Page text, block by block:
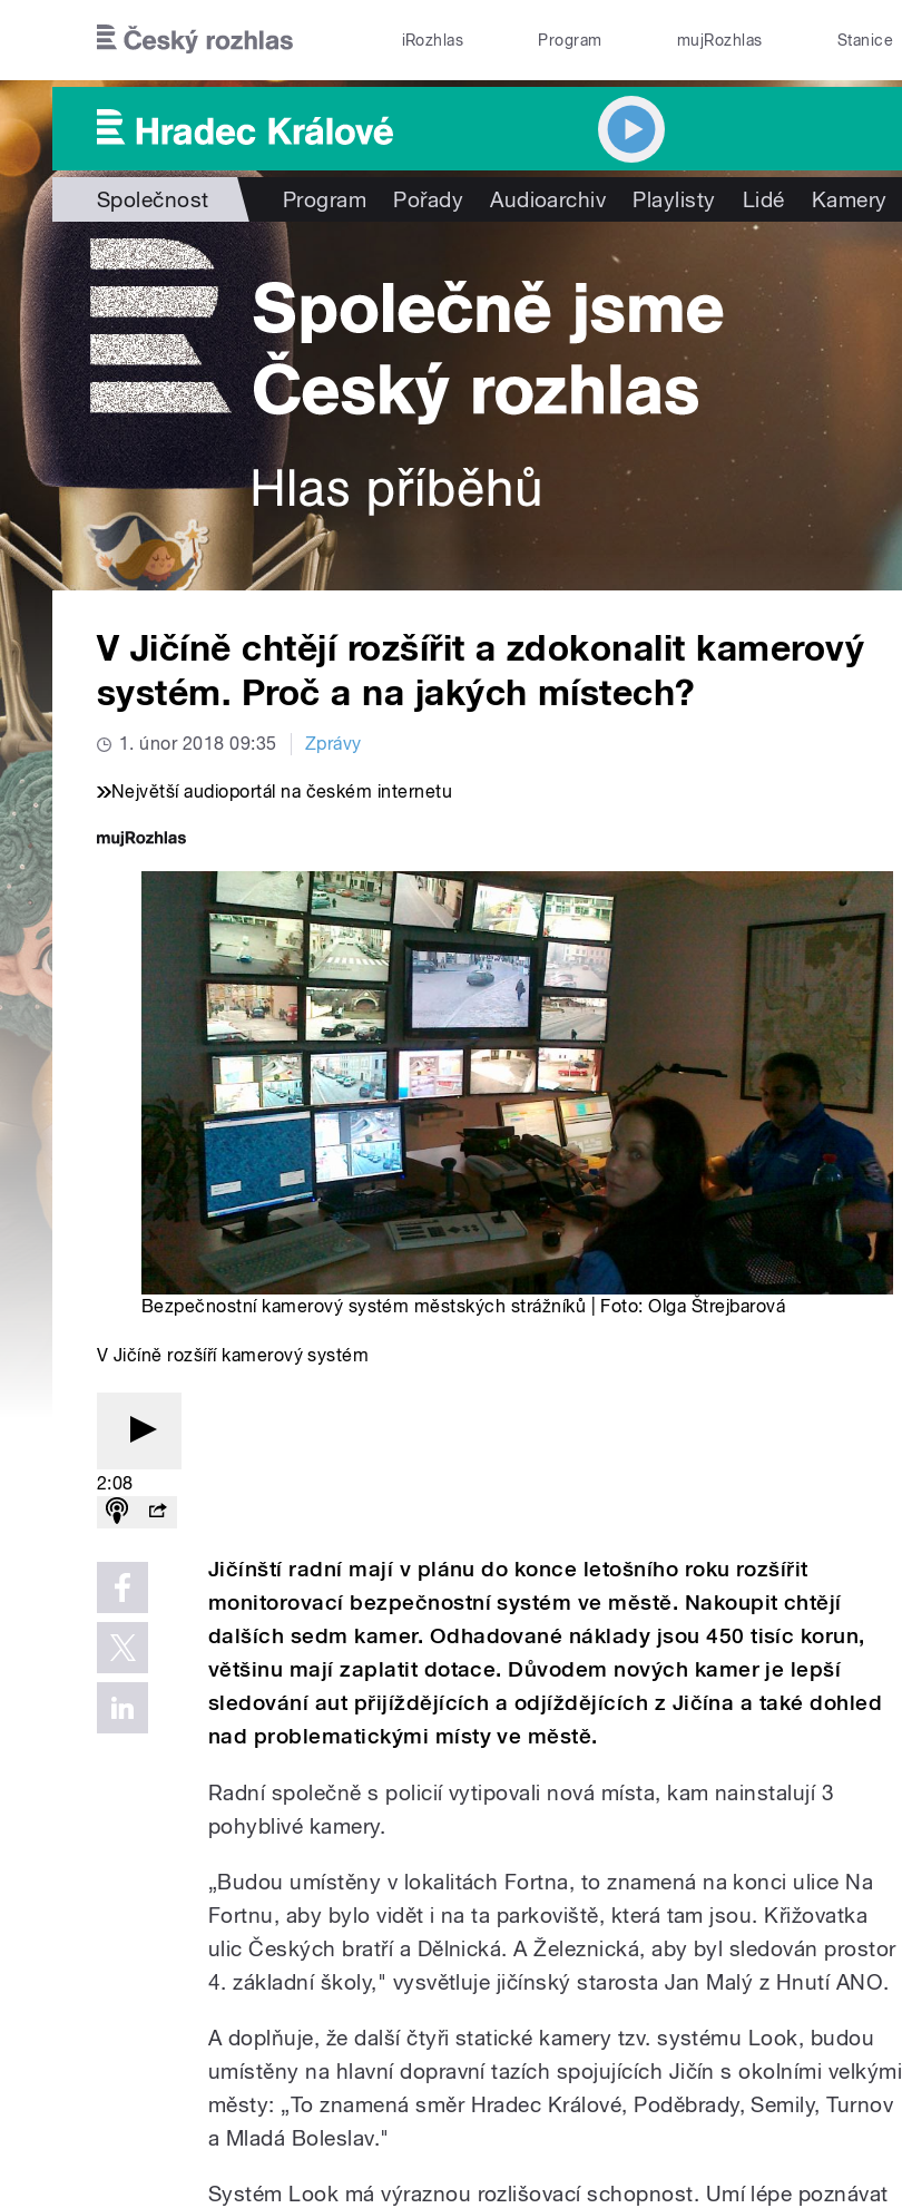
iRozhlas Program mujRozhlas Stanice
Společnost Program Pořady Audioarchiv Playlisty Lidé Kamery
V Jičíně chtějí rozšířit a zdokonalit kamerový
systém. Proč a na jakých místech?
1. únor 2018 09:35 Zprávy
Největší audioportál na českém internetu
Bezpečnostní kamerový systém městských strážníků | Foto: Olga Štrejbarová
V Jičíně rozšíří kamerový systém
2:08
Jičínští radní mají v plánu do konce letošního roku rozšířit
monitorovací bezpečnostní systém ve městě. Nakoupit chtějí
dalších sedm kamer. Odhadované náklady jsou 450 tisíc korun,
většinu mají zaplatit dotace. Důvodem nových kamer je lepší
sledování aut přijíždějících a odjíždějících z Jičína a také dohled
nad problematickými místy ve městě.
Radní společně s policií vytipovali nová místa, kam nainstalují 3
pohyblivé kamery.
„Budou umístěny v lokalitách Fortna, to znamená na konci ulice Na
Fortnu, aby bylo vidět i na ta parkoviště, která tam jsou. Křižovatka
ulic Českých bratří a Dělnická. A Železnická, aby byl sledován prostor
4. základní školy," vysvětluje jičínský starosta Jan Malý z Hnutí ANO.
A doplňuje, že další čtyři statické kamery tzv. systému Look, budou
umístěny na hlavní dopravní tazích spojujících Jičín s okolními velkými
městy: „To znamená směr Hradec Králové, Poděbrady, Semily, Turnov
a Mladá Boleslav."
Systém Look má výraznou rozlišovací schopnost. Umí lépe poznávat